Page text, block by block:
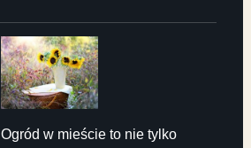
Ogród w mieście to nie tylko